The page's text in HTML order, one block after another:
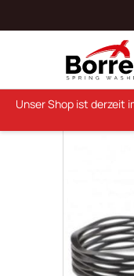
Unser Shop ist derzeit